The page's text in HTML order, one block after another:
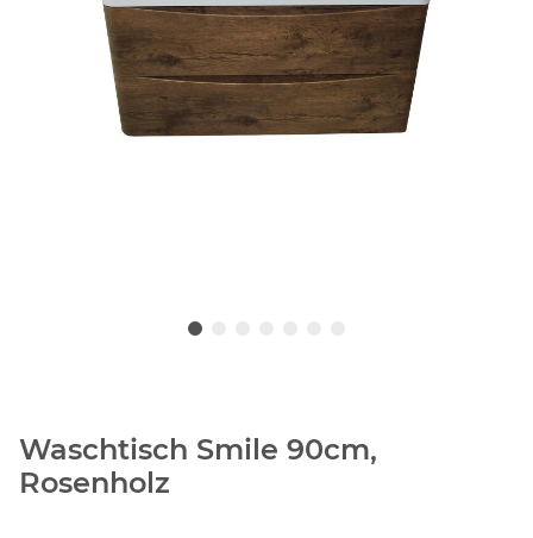
Waschtisch Smile 90cm,
Rosenholz